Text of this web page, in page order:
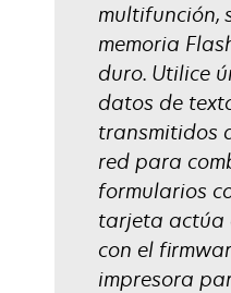
multifunción,
memoria
duro. Utilice
datos de
transmitidos
red para
formularios
tarjeta actúa
con el
impresora